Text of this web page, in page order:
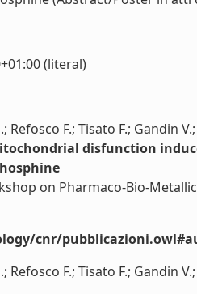
(literal)
Refosco F.; Tisato F.; Gandin
disfunction
on Pharmaco-Bio-
cnr/
Refosco F.; Tisato F.; Gandin